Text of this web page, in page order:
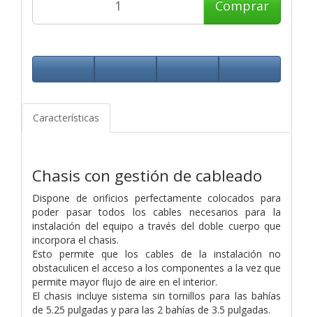
Comprar
Características
Chasis con gestión de cableado
Dispone de orificios perfectamente colocados para
poder pasar todos los cables necesarios para la
instalación del equipo a través del doble cuerpo que
incorpora el chasis.
Esto permite que los cables de la instalación no
obstaculicen el acceso a los componentes a la vez que
permite mayor flujo de aire en el interior.
El chasis incluye sistema sin tornillos para las bahías
de 5.25 pulgadas y para las 2 bahías de 3.5 pulgadas.